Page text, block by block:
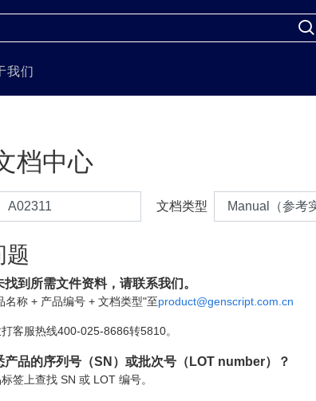
我们
档中心
文档类型
题
找到所需文件资料，请联系我们。
名称 + 产品编号 + 文档类型"至product@genscript.com.cn
客服热线400-025-8686转5810。
产品的序列号（SN）或批次号（LOT number）？
签上查找 SN 或 LOT 编号。